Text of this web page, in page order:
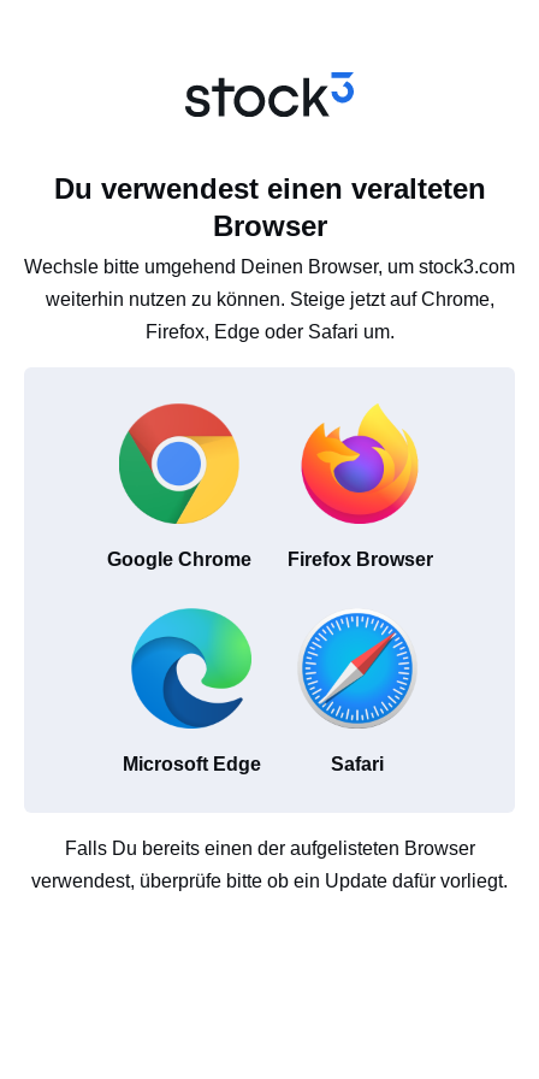
Du verwendest einen veralteten
Browser
Wechsle bitte umgehend Deinen Browser, um stock3.com
weiterhin nutzen zu können. Steige jetzt auf Chrome,
Firefox, Edge oder Safari um.
Google Chrome Firefox Browser
Microsoft Edge Safari
Falls Du bereits einen der aufgelisteten Browser
verwendest, überprüfe bitte ob ein Update dafür vorliegt.